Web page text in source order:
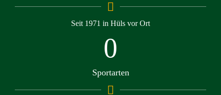
Seit 1971 in Hüls vor Ort
0
Sportarten